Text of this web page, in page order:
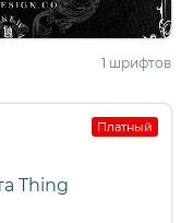
1 шрифтов
Платный